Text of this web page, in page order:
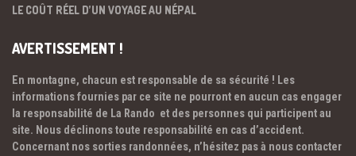
LE COÛT RÉEL D’UN VOYAGE AU NÉPAL
AVERTISSEMENT !
En montagne, chacun est responsable de sa sécurité ! Les
informations fournies par ce site ne pourront en aucun cas engager
la responsabilité de La Rando et des personnes qui participent au
site. Nous déclinons toute responsabilité en cas d’accident.
Concernant nos sorties randonnées, n’hésitez pas à nous contacter